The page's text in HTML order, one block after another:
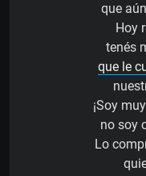
que
Hoy
tenés
que le
¡Soy
no soy
Lo